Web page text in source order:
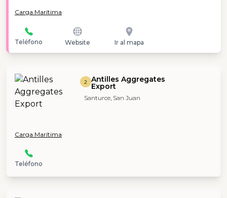
Carga Marítima
Teléfono Website Ir al mapa
2 Antilles Aggregates
Export
Santurce, San Juan
Carga Marítima
Teléfono